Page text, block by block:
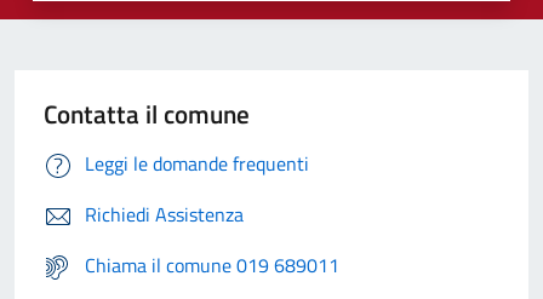
Contatta il comune
Leggi le domande frequenti
Richiedi Assistenza
Chiama il comune 019 689011